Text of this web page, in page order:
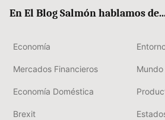
En El Blog Salmón hablamos
Economía
Mercados Financieros
Economía Doméstica
Brexit